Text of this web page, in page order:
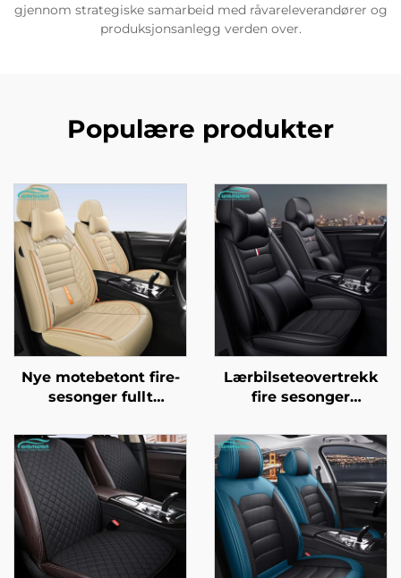
gjennom strategiske samarbeid med råvareleverandører og
produksjonsanlegg verden over.
Populære produkter
Nye motebetont fire-
sesonger fullt
bilseteovertrekk
eksplosjonssikkert
silkeis materiale front
laget av lær
Lærbilseteovertrekk
fire sesonger
pude lett å
vedlikeholde sete
tilbehør